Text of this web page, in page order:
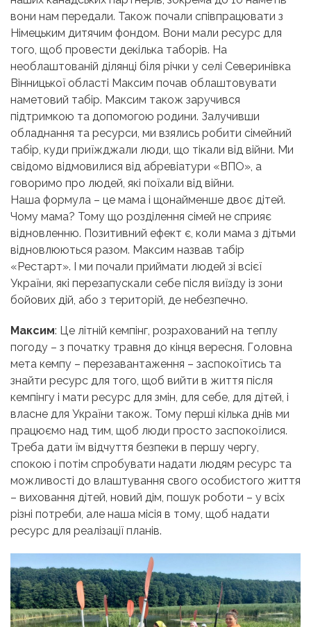
вони нам передали. Також почали співпрацювати з
Німецьким дитячим фондом. Вони мали ресурс для
того, щоб провести декілька таборів. На
необлаштованій ділянці біля річки у селі Северинівка
Вінницької області Максим почав облаштовувати
наметовий табір. Максим також заручився
підтримкою та допомогою родини. Залучивши
обладнання та ресурси, ми взялись робити сімейний
табір, куди приїжджали люди, що тікали від війни. Ми
свідомо відмовилися від абревіатури «ВПО», а
говоримо про людей, які поїхали від війни.
Наша формула – це мама і щонайменше двоє дітей.
Чому мама? Тому що розділення сімей не сприяє
відновленню. Позитивний ефект є, коли мама з дітьми
відновлюються разом. Максим назвав табір
«Рестарт». І ми почали приймати людей зі всієї
України, які перезапускали себе після виїзду із зони
бойових дій, або з територій, де небезпечно.
Максим: Це літній кемпінг, розрахований на теплу
погоду – з початку травня до кінця вересня. Головна
мета кемпу – перезавантаження – заспокоїтись та
знайти ресурс для того, щоб вийти в життя після
кемпінгу і мати ресурс для змін, для себе, для дітей, і
власне для України також. Тому перші кілька днів ми
працюємо над тим, щоб люди просто заспокоїлися.
Треба дати їм відчуття безпеки в першу чергу,
спокою і потім спробувати надати людям ресурс та
можливості до влаштування свого особистого життя
– виховання дітей, новий дім, пошук роботи – у всіх
різні потреби, але наша місія в тому, щоб надати
ресурс для реалізації планів.